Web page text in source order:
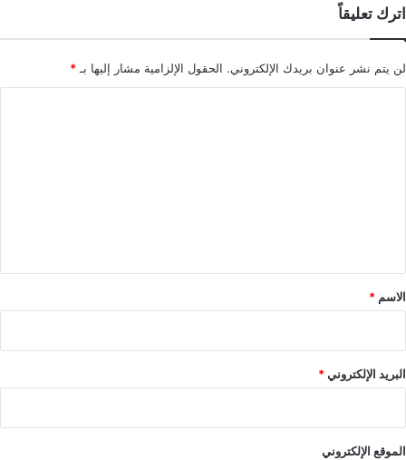
اترك تعليقاً
لن يتم نشر عنوان بريدك الإلكتروني. الحقول الإلزامية مشار إليها بـ*
*
الاسم *
البريد الإلكتروني*
الموقع الإلكتروني